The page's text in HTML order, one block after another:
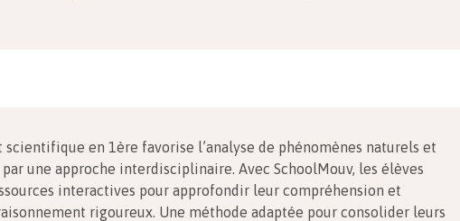
scientifique en 1ère favorise l’analyse de phénomènes naturels et
une approche interdisciplinaire. Avec SchoolMouv, les élèves
interactives pour approfondir leur compréhension et
rigoureux. Une méthode adaptée pour consolider leurs